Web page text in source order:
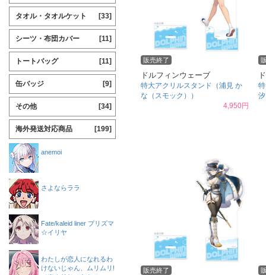
販売終了
ドルフィンウェーブ
特大アクリルスタンド（浦見 か
な（スモック））
4,950円
販売終了
タオル・タオルケット [33]
シーツ・布団カバー [11]
トートバッグ [11]
缶バッジ [9]
その他 [34]
海外発送対応商品 [199]
anemoi
さよならララ
Fate/kaleid liner プリズマ
☆イリヤ
わたしが恋人になれるわ
けないじゃん、ムリムリ!